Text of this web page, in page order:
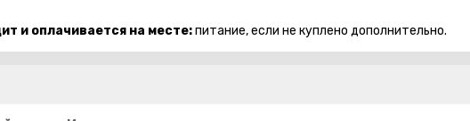
и оплачивается на месте:питание, если не куплено дополнительно.